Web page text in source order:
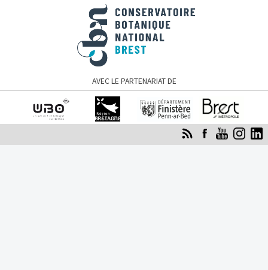
Conservatoire botanique national de Brest
AVEC LE PARTENARIAT DE
Université de
Bretagne occidentale
Région Bretagne Finistère Brest Métropole